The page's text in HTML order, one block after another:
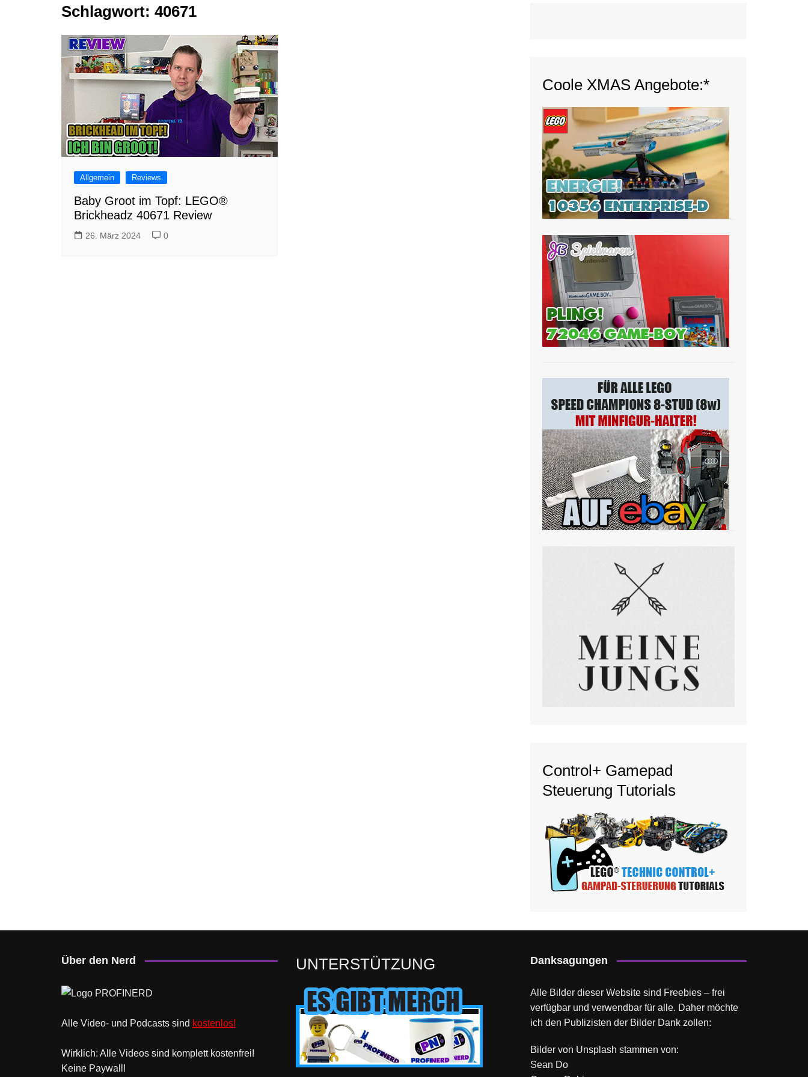
Tutorials
NerdStuff
Speedbuild
GAMEzeit
Muss das Sein
Retroecke
Building Bricks For
Schlagwort: 40671
Allgemein Reviews
Baby Groot im Topf: LEGO®
Brickheadz 40671 Review
26. März 2024 0
Coole XMAS Angebote:*
Control+ Gamepad
Steuerung Tutorials
Über den Nerd
Alle Video- und Podcasts sind kostenlos!
Wirklich: Alle Videos sind komplett kostenfrei!
Keine Paywall!
UNTERSTÜTZUNG Danksagungen
Alle Bilder dieser Website sind Freebies – frei
verfügbar und verwendbar für alle. Daher möchte
ich den Publizisten der Bilder Dank zollen:
Bilder von Unsplash stammen von:
Sean Do